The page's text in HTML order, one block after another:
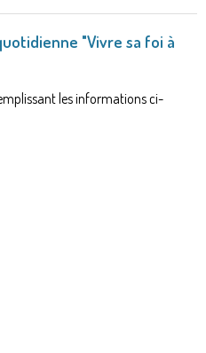
"Vivre sa foi à
les informations ci-